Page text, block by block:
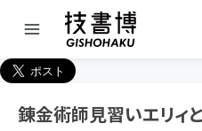
錬金術師見習いエリ